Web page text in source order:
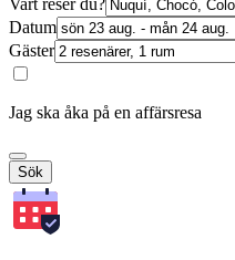
Vart reser du?
Datum
Gäster
Jag ska åka på en affärsresa
Sök